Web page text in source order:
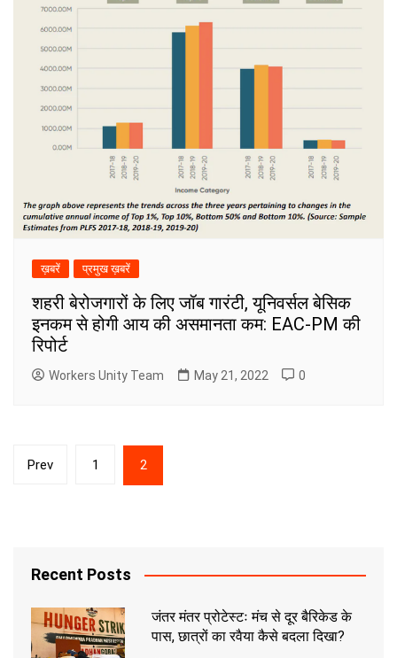
ख़बरें प्रमुख ख़बरें
शहरी बेरोजगारों के लिए जॉब गारंटी, यूनिवर्सल बेसिक
इनकम से होगी आय की असमानता कम: EAC-PM की
रिपोर्ट
Workers Unity Team May 21, 2022 0
Posts
Prev 1 2
Recent Posts
जंतर मंतर प्रोटेस्टः मंच से दूर बैरिकेड के
पास, छात्रों का रवैया कैसे बदला दिखा?